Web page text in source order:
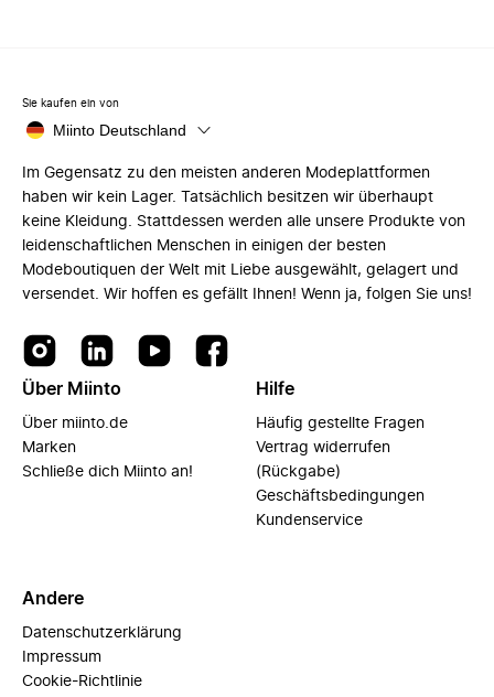
Sie kaufen ein von
Miinto Deutschland
Im Gegensatz zu den meisten anderen Modeplattformen
haben wir kein Lager. Tatsächlich besitzen wir überhaupt
keine Kleidung. Stattdessen werden alle unsere Produkte von
leidenschaftlichen Menschen in einigen der besten
Modeboutiquen der Welt mit Liebe ausgewählt, gelagert und
versendet. Wir hoffen es gefällt Ihnen! Wenn ja, folgen Sie uns!
Über Miinto
Über miinto.de
Marken
Schließe dich Miinto an!
Hilfe
Häufig gestellte Fragen
Vertrag widerrufen
(Rückgabe)
Geschäftsbedingungen
Kundenservice
Andere
Datenschutzerklärung
Impressum
Cookie-Richtlinie